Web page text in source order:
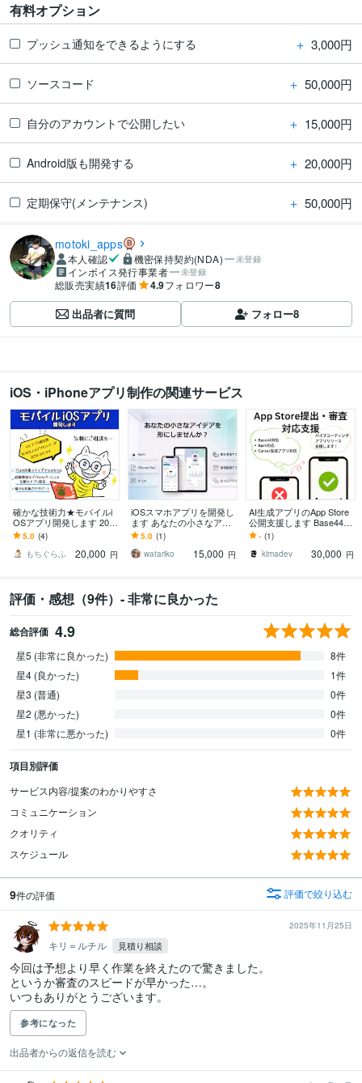
有料オプション
プッシュ通知をできるようにする ＋ 3,000円
ソースコード ＋ 50,000円
自分のアカウントで公開したい ＋ 15,000円
Android版も開発する ＋ 20,000円
定期保守(メンテナンス) ＋ 50,000円
motoki_apps
本人確認 機密保持契約(NDA) 未登録
インボイス発行事業者 未登録
総販売実績16評価 4.9フォロワー8
出品者に質問 フォロー8
iOS・iPhoneアプリ制作の関連サービス
確かな技術力★モバイルi
OSアプリ開発します 200
本以上のアプリを開発し
た経験豊富なデベロッパ
ーが対応
5.0 (4)
もちぐらふ
20,000 円
iOSスマホアプリを開発し
ます あなたの小さなアイ
デアを形にしてみません
か？
5.0 (1)
watariko
15,000 円
AI生成アプリのApp Store
公開支援します Base44等
でバイブコーディングし
たアプリリリース支援
- (1)
kimadev
30,000 円
評価・感想（9件）- 非常に良かった
総合評価 4.9
星5 (非常に良かった)
8件
星4 (良かった)
1件
星3 (普通)
0件
星2 (悪かった)
0件
星1 (非常に悪かった)
0件
項目別評価
サービス内容/提案のわかりやすさ
コミュニケーション
クオリティ
スケジュール
9件の評価 評価で絞り込む
2025年11月25日
キリ＝ルチル 見積り相談
今回は予想より早く作業を終えたので驚きました。
というか審査のスピードが早かった…。
いつもありがとうございます。
参考になった
出品者からの返信を読む